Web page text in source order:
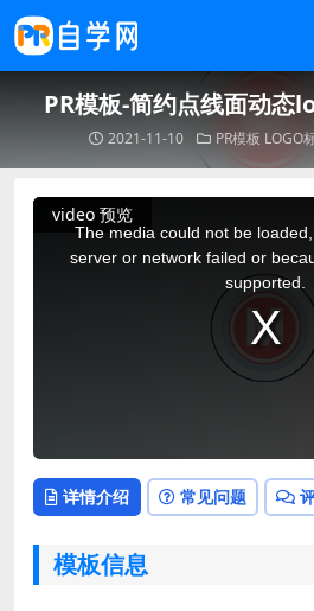
PR模板-简约点线面动态
2021-11-10 PR模板 LOGO
video 预览
This
The media could not be
server or network failed or
supported.
详情介绍 常见问题
模板信息